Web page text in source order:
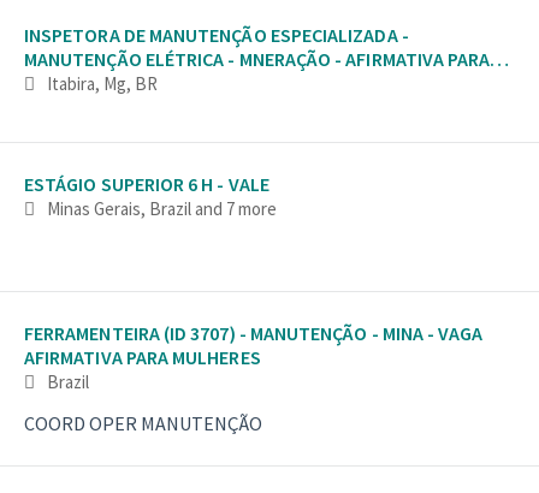
INSPETORA DE MANUTENÇÃO ESPECIALIZADA -
MANUTENÇÃO ELÉTRICA - MNERAÇÃO - AFIRMATIVA PARA
MULHERES
Itabira, Mg, BR
ESTÁGIO SUPERIOR 6 H - VALE
Minas Gerais, Braziland 7 more
FERRAMENTEIRA (ID 3707) - MANUTENÇÃO - MINA - VAGA
AFIRMATIVA PARA MULHERES
Brazil
COORD OPER MANUTENÇÃO